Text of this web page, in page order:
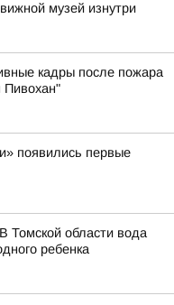
музей изнутри
кадры после пожара
Пивохан"
появились первые
Томской области вода
ребенка